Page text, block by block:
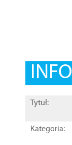
Tytuł:
Kategoria: